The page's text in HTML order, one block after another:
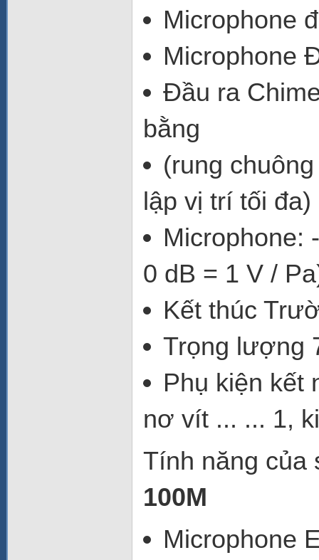
Microphone
Microphone
Đầu ra
bằng
(rung
lập vị trí tối đa)
Microphone:
0 dB = 1 V /
Kết thúc
Trọng lượng
Phụ kiện kết
nơ vít ... ... 1,
Tính năng của
100M
Microphone